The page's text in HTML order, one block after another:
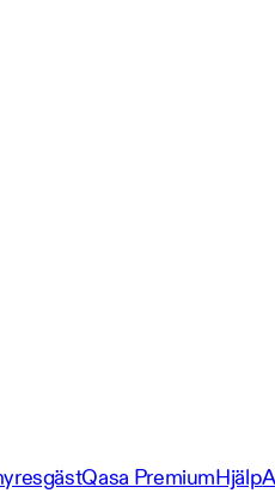
Qasa PremiumHjälp